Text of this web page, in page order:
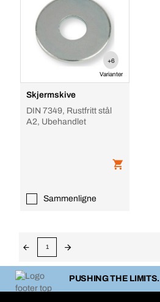
+6
Varianter
Skjermskive
DIN 7349, Rustfritt stål
A2, Ubehandlet
Sammenligne
1
PUSHING THE LIMITS.